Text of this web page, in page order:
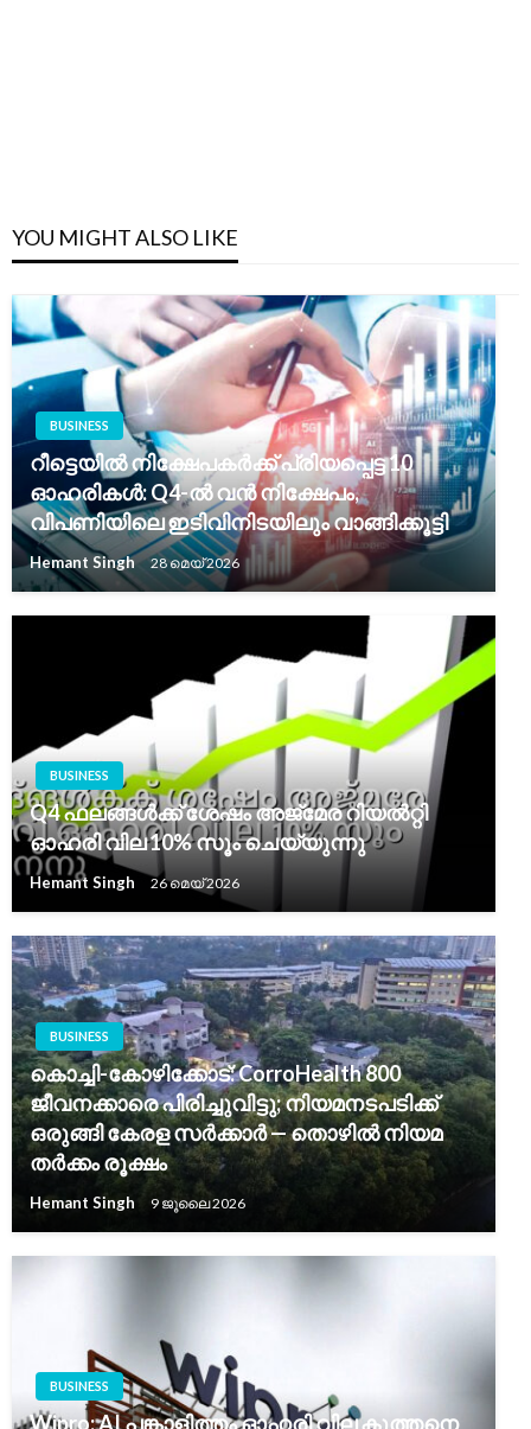
YOU MIGHT ALSO LIKE
BUSINESS
റീട്ടെയിൽ നിക്ഷേപകർക്ക് പ്രിയപ്പെട്ട 10
ഓഹരികൾ: Q4-ൽ വൻ നിക്ഷേപം,
വിപണിയിലെ ഇടിവിനിടയിലും വാങ്ങിക്കൂട്ടി
Hemant Singh 28 മെയ്‌ 2026
BUSINESS
Q4 ഫലങ്ങൾക്ക് ശേഷം അജ്മേര റിയൽറ്റി
ഓഹരി വില 10% സൂം ചെയ്യുന്നു
Hemant Singh 26 മെയ്‌ 2026
BUSINESS
കൊച്ചി-കോഴിക്കോട്: CorroHealth 800
ജീവനക്കാരെ പിരിച്ചുവിട്ടു; നിയമനടപടിക്ക്
ഒരുങ്ങി കേരള സർക്കാർ — തൊഴിൽ നിയമ
തർക്കം രൂക്ഷം
Hemant Singh 9 ജൂലൈ 2026
BUSINESS
Wipro: AI പങ്കാളിത്തം ഓഹരി വില കുത്തനെ